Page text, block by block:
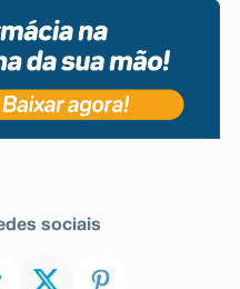
sociais